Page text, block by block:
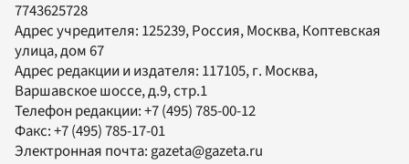
7743625728
Адрес учредителя: 125239, Россия, Москва, Коптевская
улица, дом 67
Адрес редакции и издателя: 117105, г. Москва,
Варшавское шоссе, д.9, стр.1
Телефон редакции:+7 (495) 785-00-12
Факс:+7 (495) 785-17-01
Электронная почта:gazeta@gazeta.ru